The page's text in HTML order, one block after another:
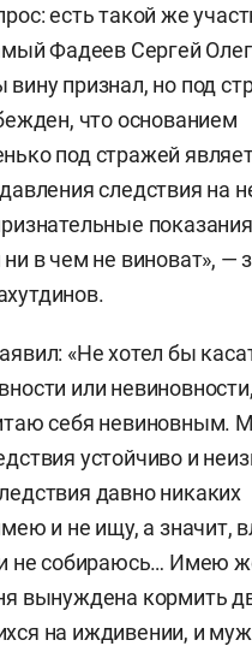
есть такой же
Фадеев Сергей
признал, но под
что основанием
под стражей
следствия на
в чем не виноват», —
«Не хотел бы
или
себя невиновным.
устойчиво и
давно никаких
и не ищу, а значит,
не собираюсь… Имею
вынуждена кормить
на иждивении, и